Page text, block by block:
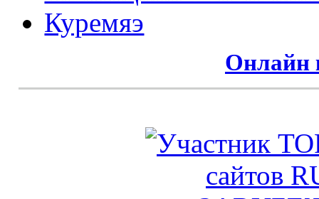
Куремяэ
Онлайн